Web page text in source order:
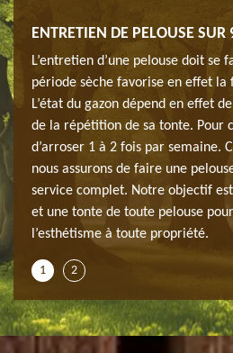
et
ENTRETIEN DE PELOUSE SUR
L’entretien d’une pelouse doit se
période sèche favorise en effet la
L’état du gazon dépend en effet
de la répétition de sa tonte. Pour
d’arroser 1 à 2 fois par semaine.
nous assurons de faire une
service complet. Notre objectif
et une tonte de toute pelouse
l’esthétisme à toute propriété.
1 2